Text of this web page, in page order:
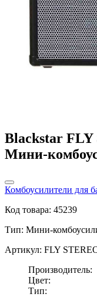
Blackstar FLY
Мини-
Комбоусилители для
Код товара: 45239
Тип: Мини-
Артикул: FLY
Производитель:
Цвет:
Тип: